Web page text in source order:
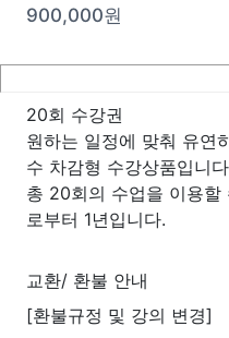
900,000원
20회 수강권
원하는 일정에 맞춰 유연
수 차감형 수강상품입니
총 20회의 수업을 이용할
로부터 1년입니다.
교환/ 환불 안내
[환불규정 및 강의 변경]